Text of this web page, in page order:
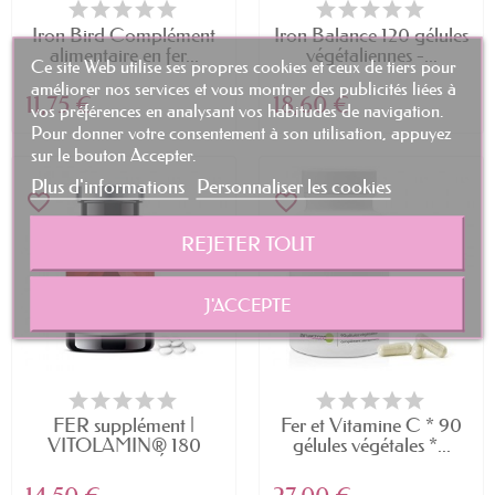
et de consulter un professionnel de santé
avant d'utiliser ce type de complément.
Les sources naturelles de fer : une alternative
aux compléments alimentaires
Avant de se tourner vers les suppléments
de fer, il est essentiel de chercher à
augmenter ses apports en fer par le biais
d'une alimentation équilibrée et variée
contenant des aliments riches en cet
élément. Les principales sources de fer
sont :
Abats :foie, rognons, coeur,
gésiers...
Iron Bird Complément
alimentaire en fer...
11,75 €
Iron Balance 120 gélules
végétaliennes -...
18,60 €
favorite_border
FER supplément |
VITOLAMIN® 180
favorite_border
Fer et Vitamine C * 90
gélules végétales *...
Ce site Web utilise ses propres cookies et ceux de tiers pour
améliorer nos services et vous montrer des publicités liées à
vos préférences en analysant vos habitudes de navigation.
Pour donner votre consentement à son utilisation, appuyez
sur le bouton Accepter.
Plus d'informations Personnaliser les cookies
REJETER TOUT
J'ACCEPTE